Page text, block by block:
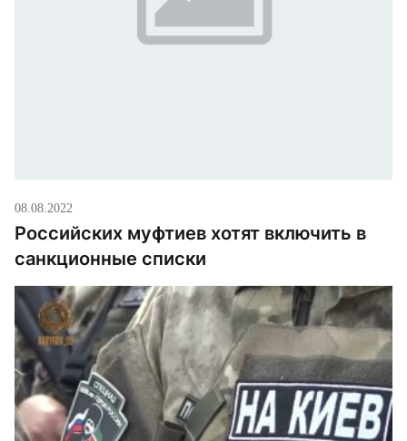
08.08.2022
Российских муфтиев хотят включить в
санкционные списки